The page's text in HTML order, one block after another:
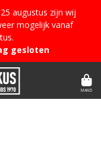
augustus zijn wij
mogelijk vanaf
gesloten
MAND